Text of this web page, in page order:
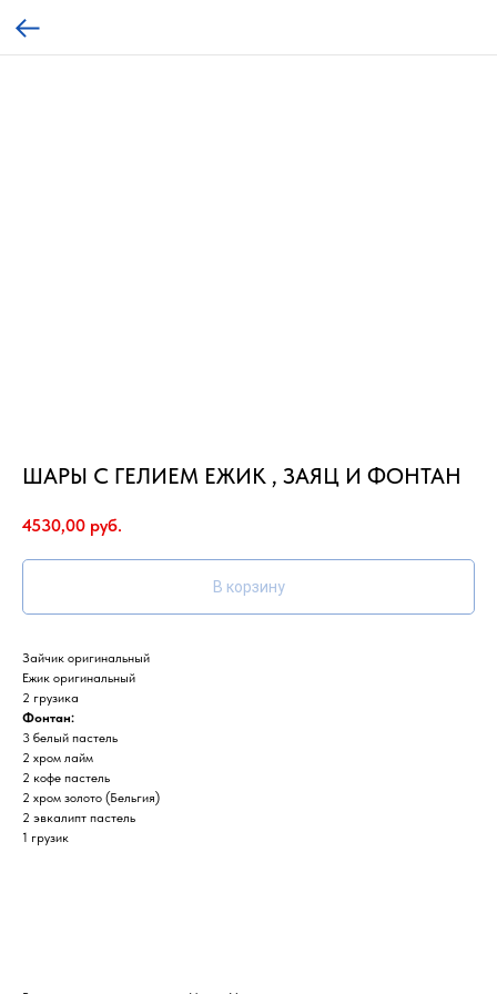
ШАРЫ С ГЕЛИЕМ ЕЖИК , ЗАЯЦ И ФОНТАН
4530,00 руб.
В корзину
Зайчик оригинальный
Ежик оригинальный
2 грузика
Фонтан:
3 белый пастель
2 хром лайм
2 кофе пастель
2 хром золото (Бельгия)
2 эвкалипт пастель
1 грузик